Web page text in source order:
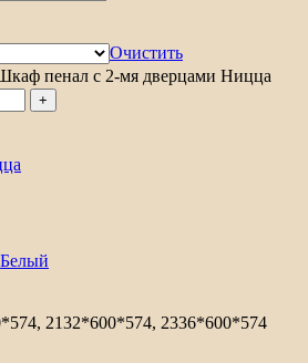
Очистить
пенал с 2-мя дверцами Ницца
Белый
2132*600*574, 2336*600*574